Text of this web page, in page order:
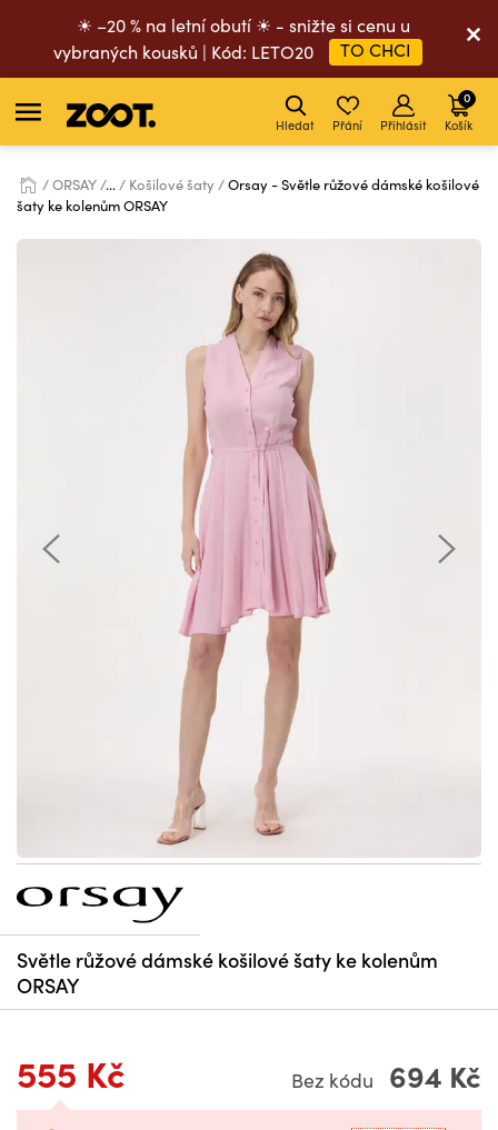
☀ –20 % na letní obutí ☀ - snižte si cenu u
vybraných kousků | Kód: LETO20
TO CHCI
Hledat Přání Přihlásit Košík
0
ORSAY ... Košilové šaty
Orsay - Světle růžové dámské košilové
šaty ke kolenům ORSAY
Světle růžové dámské košilové šaty ke kolenům
ORSAY
555 Kč Bez kódu 694 Kč